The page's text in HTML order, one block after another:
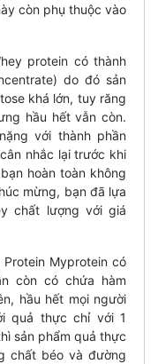
còn phụ thuộc vào
protein có thành
do đó sản
khá lớn, tuy răng
hầu hết vẫn còn.
với thành phần
nhắc lại trước khi
hoàn toàn không
mừng, bạn đã lựa
chất lượng với giá
Myprotein có
còn có chứa hàm
hầu hết mọi người
quả thực chỉ với 1
sản phẩm quả thực
chất béo và đường